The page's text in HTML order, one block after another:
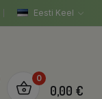
Eesti Keel
0
0,00 €